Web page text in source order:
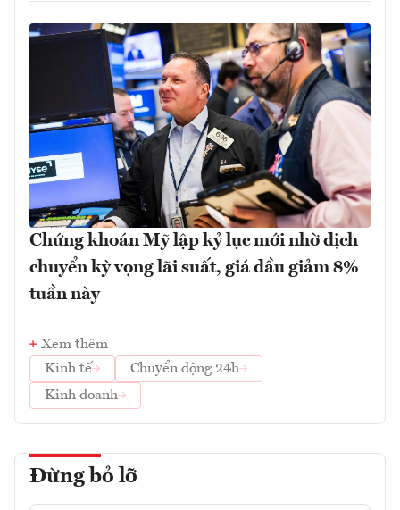
Chứng khoán Mỹ lập kỷ lục mới nhờ dịch
chuyển kỳ vọng lãi suất, giá dầu giảm 8%
tuần này
Xem thêm
Kinh tế
Chuyển động 24h
Kinh doanh
Đừng bỏ lỡ